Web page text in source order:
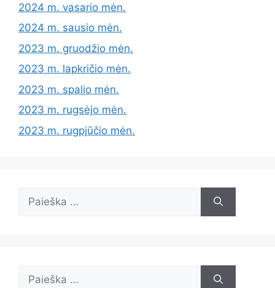
2024 m. vasario mėn.
2024 m. sausio mėn.
2023 m. gruodžio mėn.
2023 m. lapkričio mėn.
2023 m. spalio mėn.
2023 m. rugsėjo mėn.
2023 m. rugpjūčio mėn.